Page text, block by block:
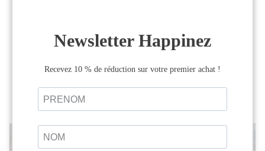
Cette année encore, Happinez est heureux
“Connexions Extraordinaires” organisé par